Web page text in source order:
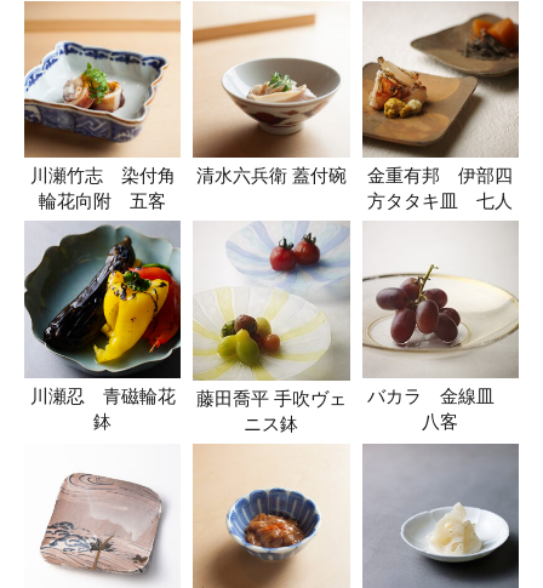
川瀬竹志 染付角
輪花向附 五客
清水六兵衛 蓋付碗
金重有邦 伊部四
方タタキ皿 七人
川瀬忍 青磁輪花
鉢
藤田喬平 手吹ヴェ
ニス鉢
バカラ 金線皿
八客